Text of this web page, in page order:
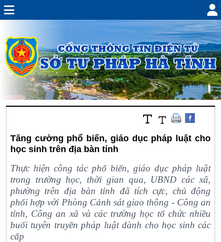
Tăng cường phổ biến, giáo dục pháp luật cho
học sinh trên địa bàn tỉnh
Thực hiện công tác phổ biến, giáo dục pháp luật
trong trường học, thời gian qua, UBND các xã,
phường trên địa bàn tỉnh đã tích cực, chủ động
phối hợp với Phòng Cảnh sát giao thông - Công an
tỉnh, Công an xã và các trường học tổ chức nhiều
buổi tuyên truyền pháp luật dành cho học sinh các
cấp